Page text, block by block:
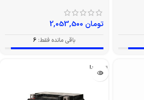
تومان
باقی مانده فقط: 6
تمام شد!